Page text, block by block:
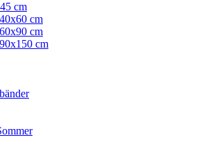
cm
cm
cm
cm